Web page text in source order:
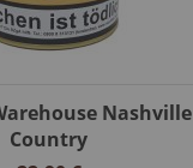
Nashville
Country